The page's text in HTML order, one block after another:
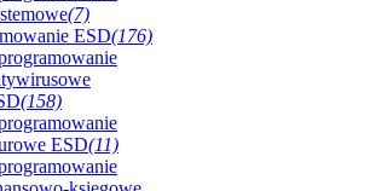
(7)
ESD(176)
(158)
ESD(11)